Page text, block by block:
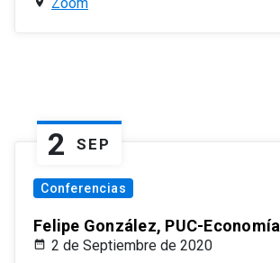
2 SEP
Conferencias
Felipe González, PUC-Economía
2 de Septiembre de 2020